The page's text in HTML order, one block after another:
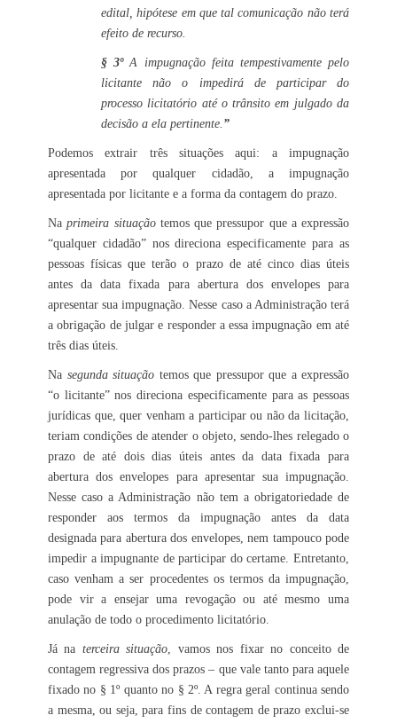
edital, hipótese em que tal comunicação não terá
efeito de recurso.
§ 3ºA impugnação feita tempestivamente pelo
licitante não o impedirá de participar do
processo licitatório até o trânsito em julgado da
decisão a ela pertinente. ”
Podemos extrair três situações aqui: a impugnação
apresentada por qualquer cidadão, a impugnação
apresentada por licitante e a forma da contagem do prazo.
Naprimeira situaçãotemos que pressupor que a expressão
“qualquer cidadão” nos direciona especificamente para as
pessoas físicas que terão o prazo de até cinco dias úteis
antes da data fixada para abertura dos envelopes para
apresentar sua impugnação. Nesse caso a Administração terá
a obrigação de julgar e responder a essa impugnação em até
três dias úteis.
Na segunda situação temos que pressupor que a expressão
“o licitante” nos direciona especificamente para as pessoas
jurídicas que, quer venham a participar ou não da licitação,
teriam condições de atender o objeto, sendo-lhes relegado o
prazo de até dois dias úteis antes da data fixada para
abertura dos envelopes para apresentar sua impugnação.
Nesse caso a Administração não tem a obrigatoriedade de
responder aos termos da impugnação antes da data
designada para abertura dos envelopes, nem tampouco pode
impedir a impugnante de participar do certame. Entretanto,
caso venham a ser procedentes os termos da impugnação,
pode vir a ensejar uma revogação ou até mesmo uma
anulação de todo o procedimento licitatório.
Já na terceira situação, vamos nos fixar no conceito de
contagem regressiva dos prazos – que vale tanto para aquele
fixado no § 1º quanto no § 2º. A regra geral continua sendo
a mesma, ou seja, para fins de contagem de prazo exclui-se